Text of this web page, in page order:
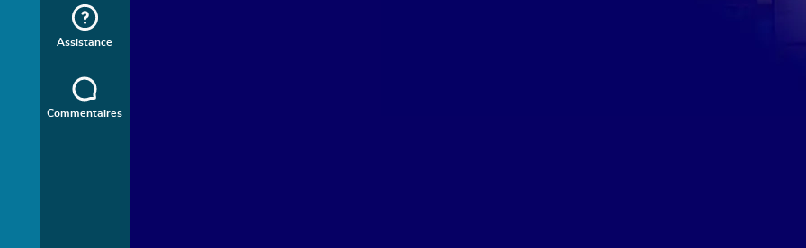
Assistance
Commentaires